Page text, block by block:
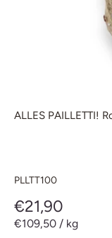
ALLES PAILLETTI!
PLLTT100
€21,90
€109,50 / kg